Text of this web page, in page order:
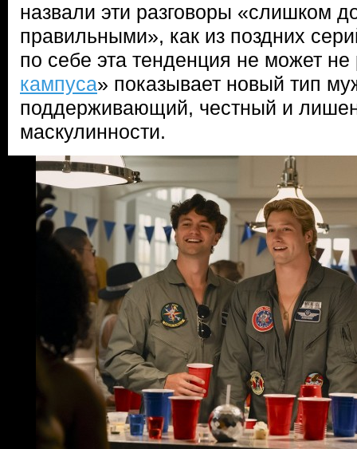
назвали эти разговоры «слишком
правильными», как из поздних
по себе эта тенденция не может не
кампуса» показывает новый тип
поддерживающий, честный и
маскулинности.